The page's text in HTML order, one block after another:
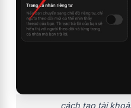
cách tạo tài